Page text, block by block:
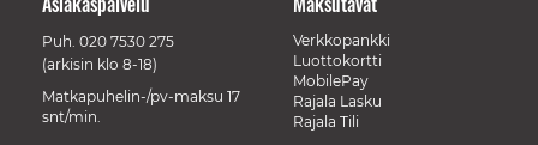
Verkkopankki
Luottokortti
MobilePay
Rajala Lasku
Rajala Tili
Puh. 020 7530 275
(arkisin klo 8-18)
Matkapuhelin-/pv-maksu 17
snt/min.